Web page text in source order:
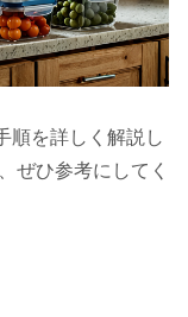
順を詳しく解説し
ぜひ参考にしてく